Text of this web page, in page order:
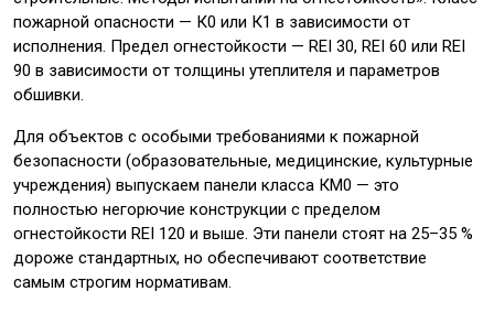
пожарной опасности — К0 или К1 в зависимости от
исполнения. Предел огнестойкости — REI 30, REI 60 или REI
90 в зависимости от толщины утеплителя и параметров
обшивки.
Для объектов с особыми требованиями к пожарной
безопасности (образовательные, медицинские, культурные
учреждения) выпускаем панели класса КМ0 — это
полностью негорючие конструкции с пределом
огнестойкости REI 120 и выше. Эти панели стоят на 25–35 %
дороже стандартных, но обеспечивают соответствие
самым строгим нормативам.